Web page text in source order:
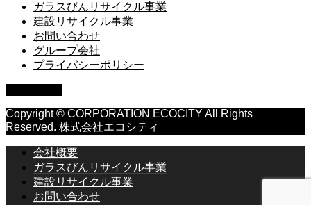
ガラスびんリサイクル事業
建設リサイクル事業
お問い合わせ
グループ会社
プライバシーポリシー
Copyright © CORPORATION ECOCITY All Rights
Reserved. 株式会社エコシティ
会社概要
ガラスびんリサイクル事業
建設リサイクル事業
お問い合わせ